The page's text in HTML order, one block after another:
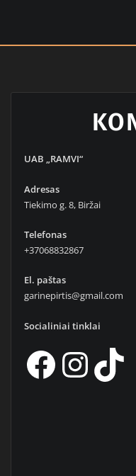
UAB „RAMVI“
Adresas
Tiekimo g. 8, Biržai
Telefonas
+37068832867
El. paštas
garinepirtis@gmail.com
Socialiniai tinklai
Facebook InstagramTikTok